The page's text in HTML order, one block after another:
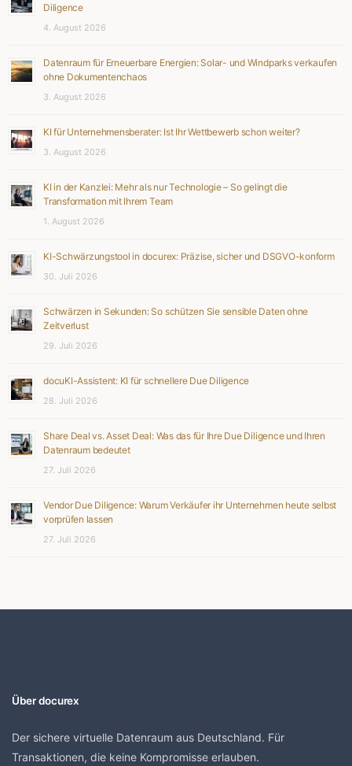
Diligence
4. August 2026
Datenraum für Erneuerbare Energien: Solar- und Windparks verkaufen
ohne Dokumentenchaos
3. August 2026
KI für Unternehmensberater: Ist Ihr Wettbewerb schon weiter?
3. August 2026
KI in der Kanzlei: Mehr als nur Technologie – So gelingt die
Transformation mit Ihrem Team
1. August 2026
KI-Schwärzungstool in docurex: Präzise, sicher und DSGVO-konform
30. Juli 2026
Schwärzen in Sekunden: So schützen Sie sensible Daten ohne
Zeitverlust
29. Juli 2026
docuKI-Assistent: KI für schnellere Due Diligence
28. Juli 2026
Share Deal vs. Asset Deal: Was das für Ihre Due Diligence und Ihren
Datenraum bedeutet
27. Juli 2026
Vendor Due Diligence: Warum Verkäufer ihr Unternehmen heute selbst
vorprüfen lassen
27. Juli 2026
Über docurex
Der sichere virtuelle Datenraum aus Deutschland. Für
Transaktionen, die keine Kompromisse erlauben.